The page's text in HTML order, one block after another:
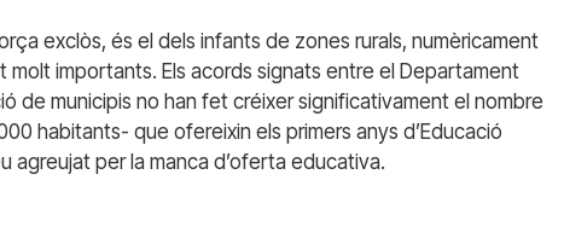
exclòs, és el dels infants de zones rurals, numèricament
importants. Els acords signats entre el Departament
de municipis no han fet créixer significativament el nombre
habitants- que ofereixin els primers anys d’Educació
agreujat per la manca d’oferta educativa.